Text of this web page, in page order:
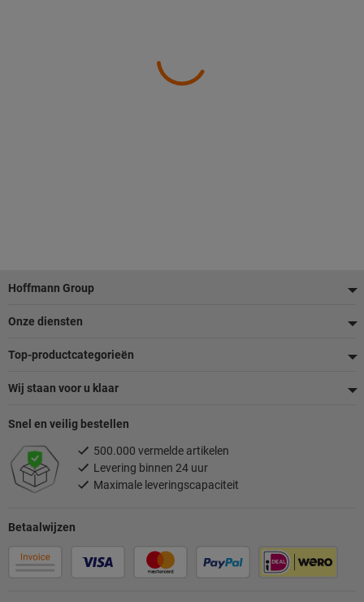
Voettekst
Hoffmann Group
Onze diensten
Top-productcategorieën
Wij staan voor u klaar
Betaalwijzen
Snel en veilig bestellen
500.000 vermelde artikelen
Levering binnen 24 uur
Maximale leveringscapaciteit